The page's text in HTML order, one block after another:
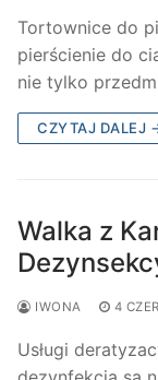
Tortownice do
pierścienie do
nie tylko
CZYTAJ DALEJ
Walka z
IWONA 4
Usługi